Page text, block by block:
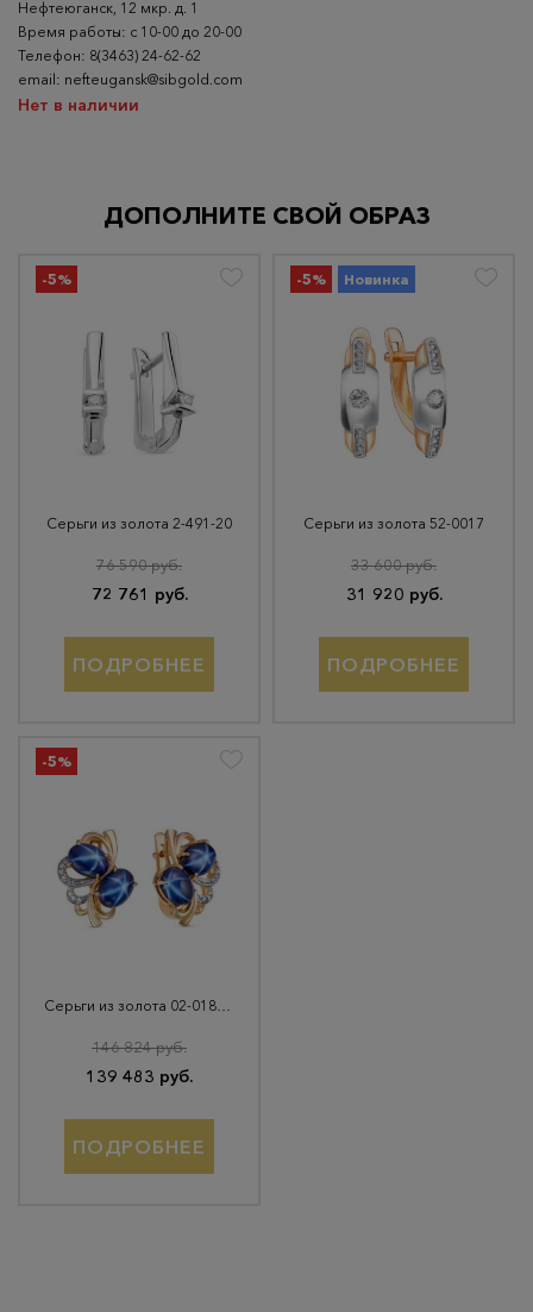
Нефтеюганск, 12 мкр. д. 1
Время работы: с 10-00 до 20-00
Телефон: 8(3463) 24-62-62
email: nefteugansk@sibgold.com
Нет в наличии
ДОПОЛНИТЕ СВОЙ ОБРАЗ
-5%
Серьги из золота 2-491-20
72 761 руб.
76 590 руб.
ПОДРОБНЕЕ
-5% Новинка
Серьги из золота 52-0017
31 920 руб.
33 600 руб.
ПОДРОБНЕЕ
-5%
139 483 руб.
146 824 руб.
ПОДРОБНЕЕ